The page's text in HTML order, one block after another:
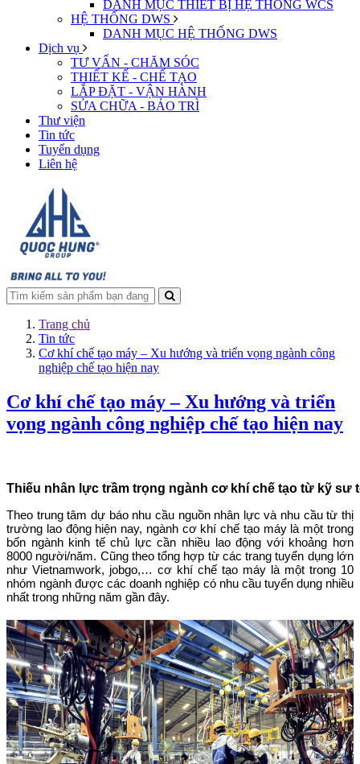
DANH MỤC THIÊT BỊ HỆ THỐNG WCS
HỆ THỐNG DWS
DANH MỤC HỆ THỐNG DWS
Dịch vụ
TƯ VẤN - CHĂM SÓC
THIẾT KẾ - CHẾ TẠO
LẮP ĐẶT - VẬN HÀNH
SỬA CHỮA - BẢO TRÌ
Thư viện
Tin tức
Tuyển dụng
Liên hệ
Trang chủ
Tin tức
Cơ khí chế tạo máy – Xu hướng và triển vọng ngành công
nghiệp chế tạo hiện nay
Cơ khí chế tạo máy – Xu hướng và triển
vọng ngành công nghiệp chế tạo hiện nay
Thiếu nhân lực trầm trọng ngành cơ khí chế tạo từ kỹ sư
Theo trung tâm dự báo nhu cầu nguồn nhân lực và nhu cầu từ thị
trường lao động hiện nay, ngành cơ khí chế tạo máy là một trong
bốn ngành kinh tế chủ lực cần nhiều lao động với khoảng hơn
8000 người/năm. Cũng theo tổng hợp từ các trang tuyển dụng lớn
như Vietnamwork, jobgo,… cơ khí chế tạo máy là một trong 10
nhóm ngành được các doanh nghiệp có nhu cầu tuyển dụng nhiều
nhất trong những năm gần đây.